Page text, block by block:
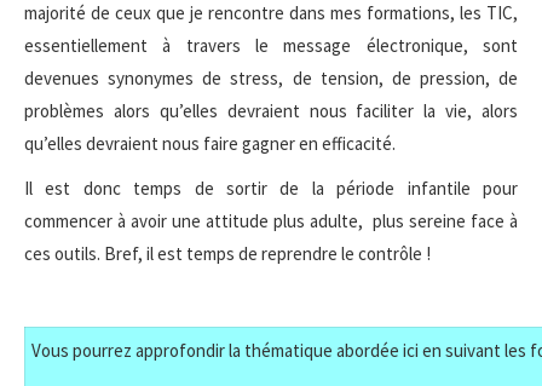
majorité de ceux que je rencontre dans mes formations, les TIC,
essentiellement à travers le message électronique, sont
devenues synonymes de stress, de tension, de pression, de
problèmes alors qu’elles devraient nous faciliter la vie, alors
qu’elles devraient nous faire gagner en efficacité.
Il est donc temps de sortir de la période infantile pour
commencer à avoir une attitude plus adulte, plus sereine face à
ces outils. Bref, il est temps de reprendre le contrôle !
Vous pourrez approfondir la thématique abordée ici en suivant les